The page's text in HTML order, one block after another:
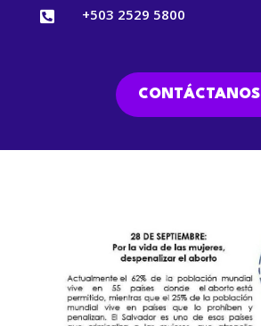
 +503 2529 5800
CONTÁCTANOS